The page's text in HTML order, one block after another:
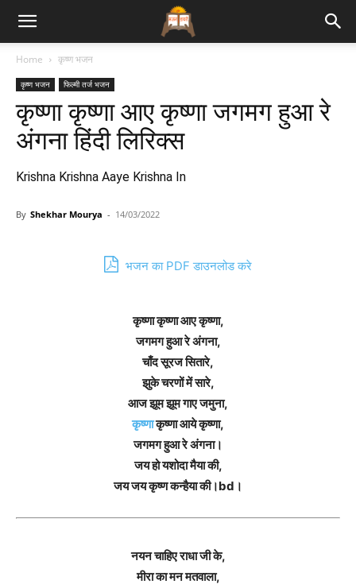
Bhajan
Lyrics
Home कृष्ण भजन
कृष्ण भजन फिल्मी तर्ज भजन
कृष्णा कृष्णा आए कृष्णा जगमग हुआ रे
अंगना हिंदी लिरिक्स
Krishna Krishna Aaye Krishna In
By Shekhar Mourya - 14/03/2022
भजन का PDF डाउनलोड करे
कृष्णा कृष्णा आए कृष्णा,
जगमग हुआ रे अंगना,
चाँद सूरज सितारे,
झुके चरणों में सारे,
आज झूम झूम गाए जमुना,
कृष्णाकृष्णा आये कृष्णा,
जगमग हुआ रे अंगना।
जय हो यशोदा मैया की,
जय जय कृष्ण कन्हैया की।bd।
नयन चाहिए राधा जी के,
मीरा का मन मतवाला,